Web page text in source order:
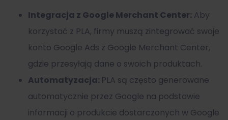
Integracja z Google Merchant Center: Aby
korzystać z PLA, firmy muszą zintegrować swoje
konto Google Ads z Google Merchant Center,
gdzie przesyłają dane o swoich produktach.
Automatyzacja: PLA są często generowane
automatycznie przez Google na podstawie
informacji o produkcie dostarczonych w Google